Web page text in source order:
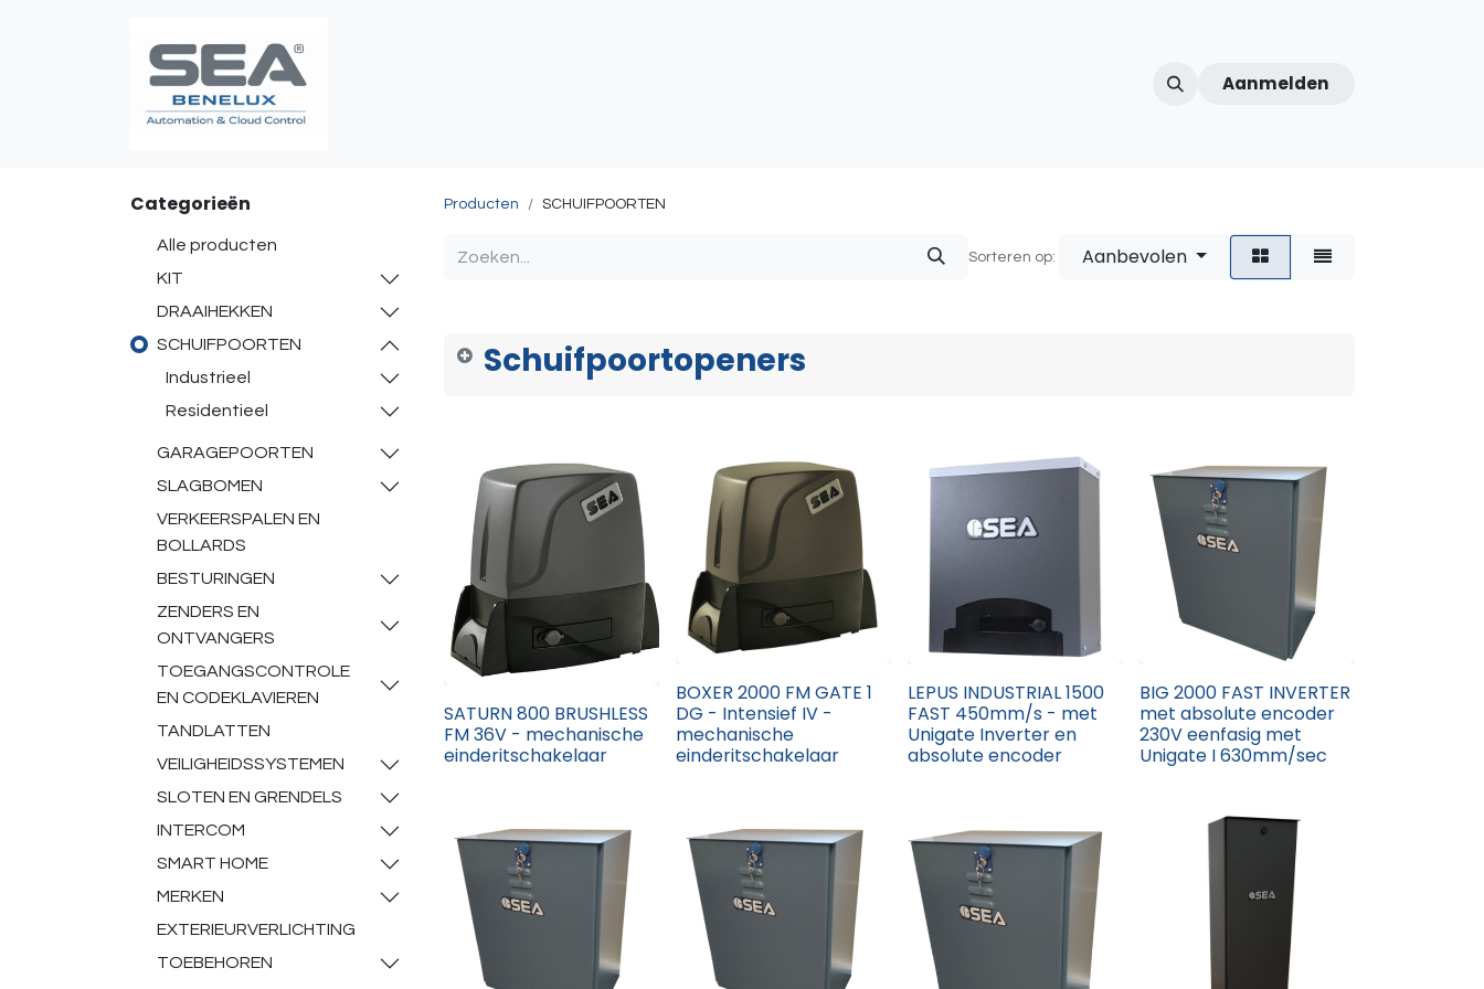
Over ons Afspraak
Aanmelden
Categorieën
Alle producten
KIT
DRAAIHEKKEN
SCHUIFPOORTEN
Industrieel
Residentieel
GARAGEPOORTEN
SLAGBOMEN
VERKEERSPALEN EN
BOLLARDS
BESTURINGEN
ZENDERS EN
ONTVANGERS
TOEGANGSCONTROLE
EN CODEKLAVIEREN
TANDLATTEN
VEILIGHEIDSSYSTEMEN
SLOTEN EN GRENDELS
INTERCOM
SMART HOME
MERKEN
EXTERIEURVERLICHTING
TOEBEHOREN
Producten SCHUIFPOORTEN
Sorteren op: Aanbevolen
Schuifpoortopeners
SATURN 800 BRUSHLESS
FM 36V - mechanische
einderitschakelaar
BOXER 2000 FM GATE 1
DG - Intensief IV -
mechanische
einderitschakelaar
LEPUS INDUSTRIAL 1500
FAST 450mm/s - met
Unigate Inverter en
absolute encoder
BIG 2000 FAST INVERTER
met absolute encoder
230V eenfasig met
Unigate I 630mm/sec